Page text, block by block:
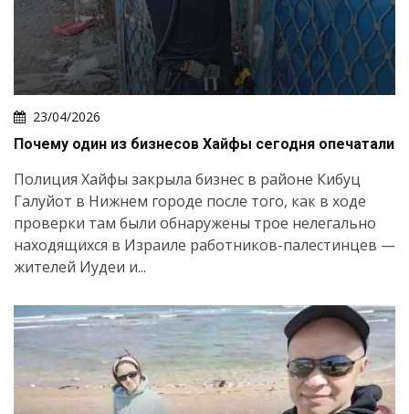
23/04/2026
Почему один из бизнесов Хайфы сегодня опечатали
Полиция Хайфы закрыла бизнес в районе Кибуц
Галуйот в Нижнем городе после того, как в ходе
проверки там были обнаружены трое нелегально
находящихся в Израиле работников-палестинцев —
жителей Иудеи и...